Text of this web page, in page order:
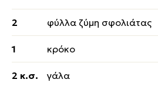
2 φύλλα ζύμη σφολιάτας
1 κρόκο
2 κ.σ. γάλα